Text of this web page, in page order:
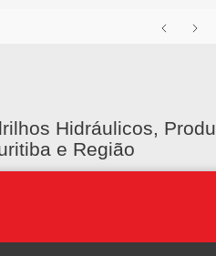
Hidráulicos,
e Região